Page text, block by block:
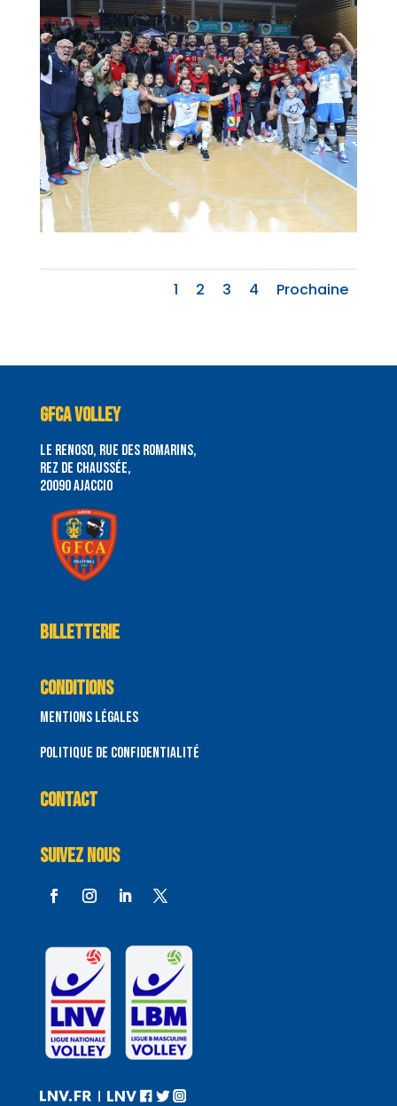
1 2 3 4 Prochaine
GFCA VOLLEY
le renoso, rue des romarins,
rez de chaussée,
20090 Ajaccio
Billetterie
Conditions
Mentions Légales
Politique de confidentialité
CONTACT
Suivez nous